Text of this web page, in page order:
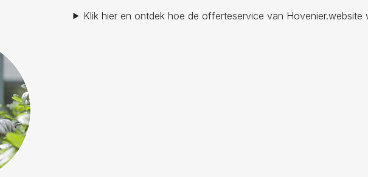
Klik hier en ontdek hoe de offerteservice van Hovenier.website